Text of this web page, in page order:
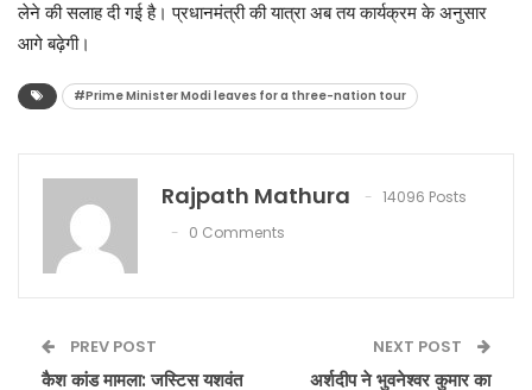
लेने की सलाह दी गई है। प्रधानमंत्री की यात्रा अब तय कार्यक्रम के अनुसार
आगे बढ़ेगी।
#Prime Minister Modi leaves for a three-nation tour
Rajpath Mathura
14096 Posts
0 Comments
PREV POST
कैश कांड मामला: जस्टिस यशवंत
NEXT POST
अर्शदीप ने भुवनेश्वर कुमार का